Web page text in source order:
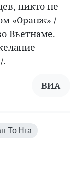
никто не
«Оранж» /
Вьетнаме.
.
ВИА
То Нга